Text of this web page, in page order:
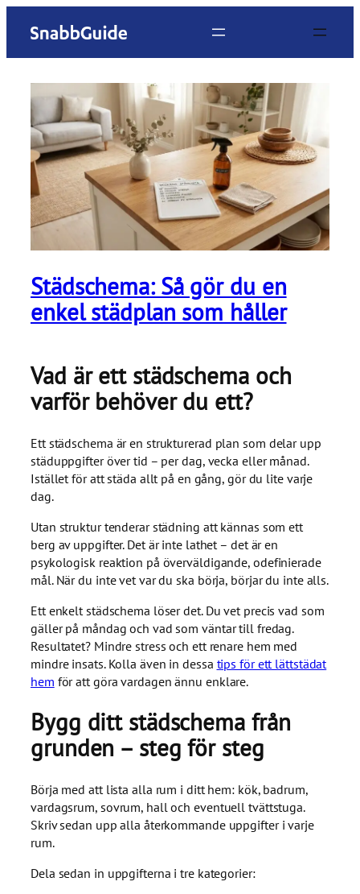
Städschema: Så gör du en
enkel städplan som håller
Vad är ett städschema och
varför behöver du ett?
Ett städschema är en strukturerad plan som delar upp
städuppgifter över tid – per dag, vecka eller månad.
Istället för att städa allt på en gång, gör du lite varje
dag.
Utan struktur tenderar städning att kännas som ett
berg av uppgifter. Det är inte lathet – det är en
psykologisk reaktion på överväldigande, odefinierade
mål. När du inte vet var du ska börja, börjar du inte alls.
Ett enkelt städschema löser det. Du vet precis vad som
gäller på måndag och vad som väntar till fredag.
Resultatet? Mindre stress och ett renare hem med
mindre insats. Kolla även in dessa tips för ett lättstädat
hem för att göra vardagen ännu enklare.
Bygg ditt städschema från
grunden – steg för steg
Börja med att lista alla rum i ditt hem: kök, badrum,
vardagsrum, sovrum, hall och eventuell tvättstuga.
Skriv sedan upp alla återkommande uppgifter i varje
rum.
Dela sedan in uppgifterna i tre kategorier: